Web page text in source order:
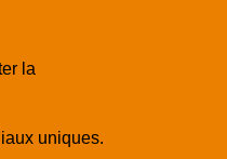
la
uniques.